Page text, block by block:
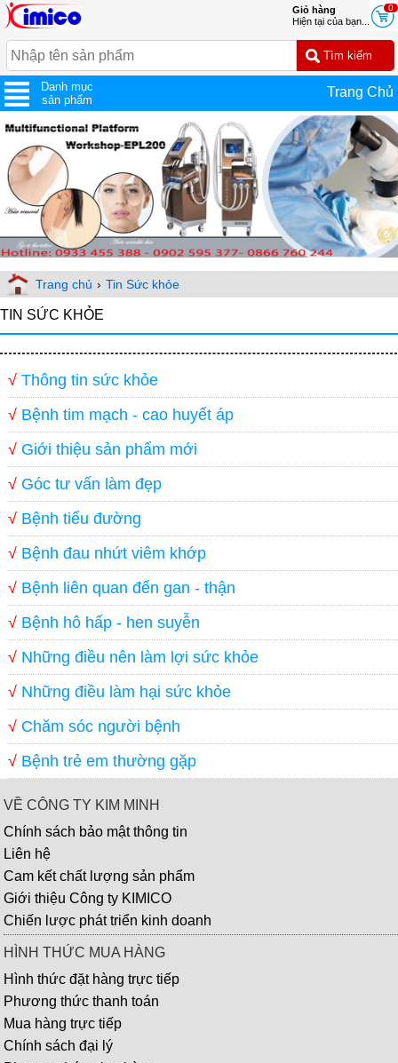
0
Giỏ hàng
Hiện tại của bạn...
Danh mục
sản phẩm
Trang Chủ
Trang chủ › Tin Sức khỏe
TIN SỨC KHỎE
√ Thông tin sức khỏe
√ Bệnh tim mạch - cao huyết áp
√ Giới thiệu sản phẩm mới
√ Góc tư vấn làm đẹp
√ Bệnh tiểu đường
√ Bệnh đau nhứt viêm khớp
√ Bệnh liên quan đến gan - thận
√ Bệnh hô hấp - hen suyễn
√ Những điều nên làm lợi sức khỏe
√ Những điều làm hại sức khỏe
√ Chăm sóc người bệnh
√ Bệnh trẻ em thường gặp
VỀ CÔNG TY KIM MINH
Chính sách bảo mật thông tin
Liên hệ
Cam kết chất lượng sản phẩm
Giới thiệu Công ty KIMICO
Chiến lược phát triển kinh doanh
HÌNH THỨC MUA HÀNG
Hình thức đặt hàng trực tiếp
Phương thức thanh toán
Mua hàng trực tiếp
Chính sách đại lý